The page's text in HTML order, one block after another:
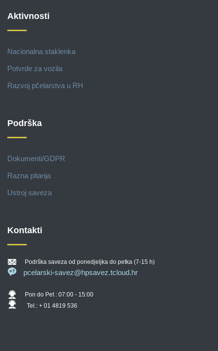
Aktivnosti
Nacionalna staklenka
Potvrde za vozila
Razvoj pčelarstva u RH
Podrška
Dokumenti/GDPR
Razna pitanja
Ustroj saveza
Kontakti
Podrška saveza od ponedjeljka do petka (7-15 h)
pcelarski-savez@hpsavez.tcloud.hr
Pon do Pet : 07:00 - 15:00
Tel.: + 01 4819 536